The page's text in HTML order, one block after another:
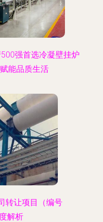
强首选冷凝壁挂炉
能品质生活
转让项目（编号
解析